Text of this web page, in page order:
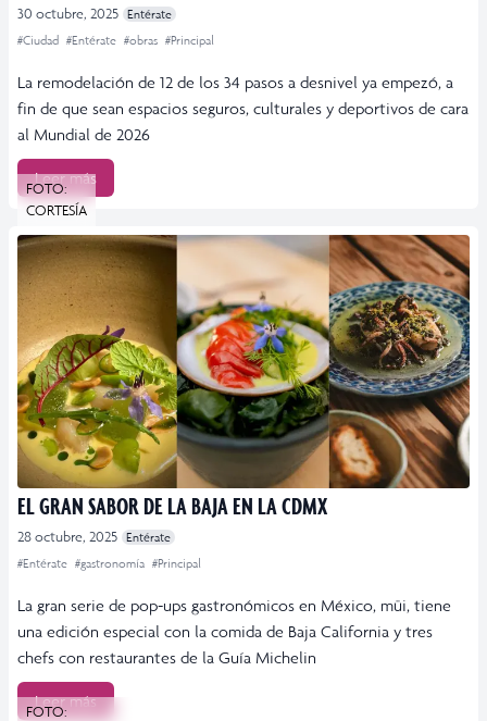
30 octubre, 2025 Entérate
#Ciudad #Entérate #obras #Principal
La remodelación de 12 de los 34 pasos a desnivel ya empezó, a
fin de que sean espacios seguros, culturales y deportivos de cara
al Mundial de 2026
Leer más
FOTO:
CORTESÍA
EL GRAN SABOR DE LA BAJA EN LA CDMX
28 octubre, 2025 Entérate
#Entérate #gastronomía #Principal
La gran serie de pop-ups gastronómicos en México, müi, tiene
una edición especial con la comida de Baja California y tres
chefs con restaurantes de la Guía Michelin
Leer más
FOTO: